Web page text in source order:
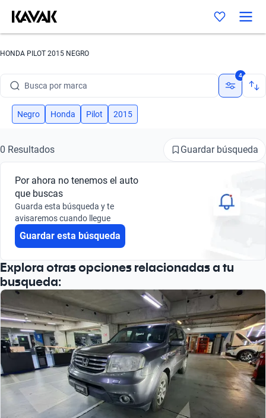
HONDA PILOT 2015 NEGRO
Busca por marca
Busca por modelo
Busca por año
Busca por marca
Busca por modelo
Busca por año
4
Negro Honda Pilot 2015
0 Resultados Guardar búsqueda
Por ahora no tenemos el auto
que buscas
Guarda esta búsqueda y te
avisaremos cuando llegue
Guardar esta búsqueda
Explora otras opciones relacionadas a tu
busqueda: